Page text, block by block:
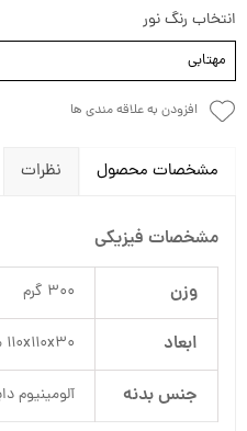
انتخاب رنگ نور
مهتابی
افزودن به علاقه مندی ها
مشخصات محصول نظرات
مشخصات فیزیکی
وزن 300 گرم
ابعاد 110x110x30 میلی‌متر
جنس بدنه